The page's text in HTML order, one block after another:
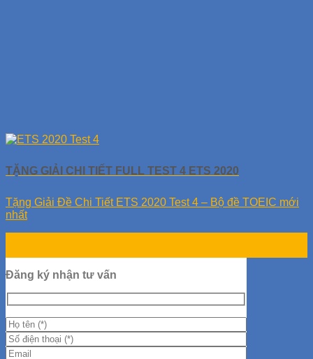
TẶNG GIẢI CHI TIẾT FULL TEST 4 ETS 2020
Tặng Giải Đề Chi Tiết ETS 2020 Test 4 – Bộ đề TOEIC mới
nhất
Đăng ký nhận tư vấn